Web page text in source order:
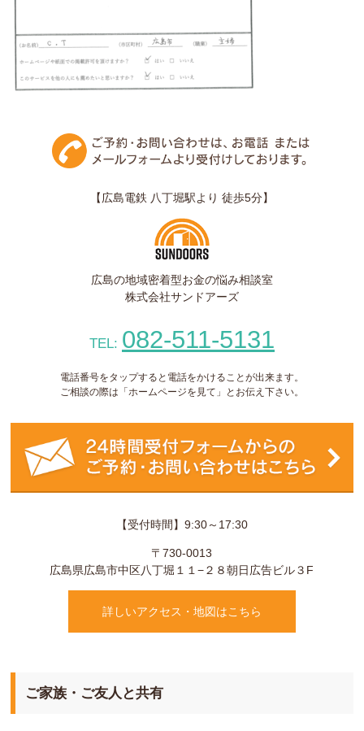
【広島電鉄 八丁堀駅より 徒歩5分】
広島の地域密着型お金の悩み相談室
株式会社サンドアーズ
TEL: 082-511-5131
電話番号をタップすると電話をかけることが出来ます。
ご相談の際は「ホームページを見て」とお伝え下さい。
【受付時間】9:30～17:30
〒730-0013
広島県広島市中区八丁堀１１−２８朝日広告ビル３F
詳しいアクセス・地図はこちら
ご家族・ご友人と共有